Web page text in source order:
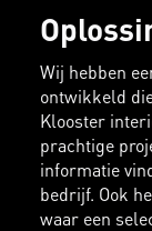
Wij hebben
ontwikkeld
Klooster
prachtige
informatie
bedrijf. Ook
waar een